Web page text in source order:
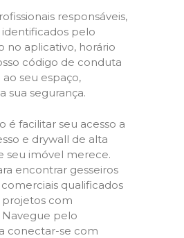
responsáveis,
pelo
no aplicativo, horário
código de conduta
ao seu espaço,
sua segurança.
é facilitar seu acesso a
e drywall de alta
seu imóvel merece.
encontrar gesseiros
comerciais qualificados
projetos com
pelo
conectar-se com